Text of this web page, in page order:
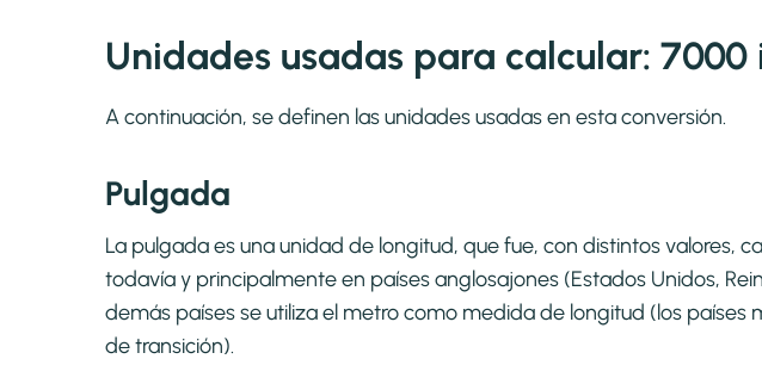
Unidades usadas para calcular: 7000
A continuación, se definen las unidades usadas en esta conversión.
Pulgada
La pulgada es una unidad de longitud, que fue, con distintos valores,
todavía y principalmente en países anglosajones (Estados Unidos,
demás países se utiliza el metro como medida de longitud (los países
de transición).